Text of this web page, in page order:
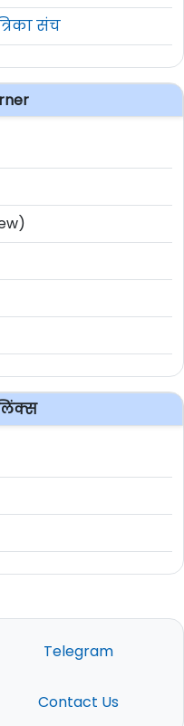
पदवी 02)
03) MS-CIT
(कॉम्प्युटर)/ एमसीए /
समतुल्य 02) 03
02) अनुरेखक
उत्तीर्ण 02) DMLT
02) आयटीय
/यांत्रिकी-फिटर/
मोटर मेकॅनिक)
श.प्र.मि./ इंग्रजी 40
03) MS-CIT
03 वर्षे अनुभव
02) आयटीय (पंप
संच
Telegram
Contact Us